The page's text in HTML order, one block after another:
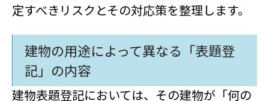
定すべきリスクとその対応策を整理します。
建物の用途によって異なる「表題登
記」の内容
建物表題登記においては、その建物が「何の